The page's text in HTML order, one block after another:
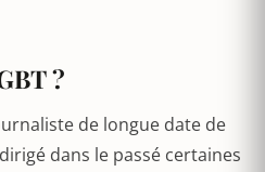
?
de longue date de
dans le passé certaines